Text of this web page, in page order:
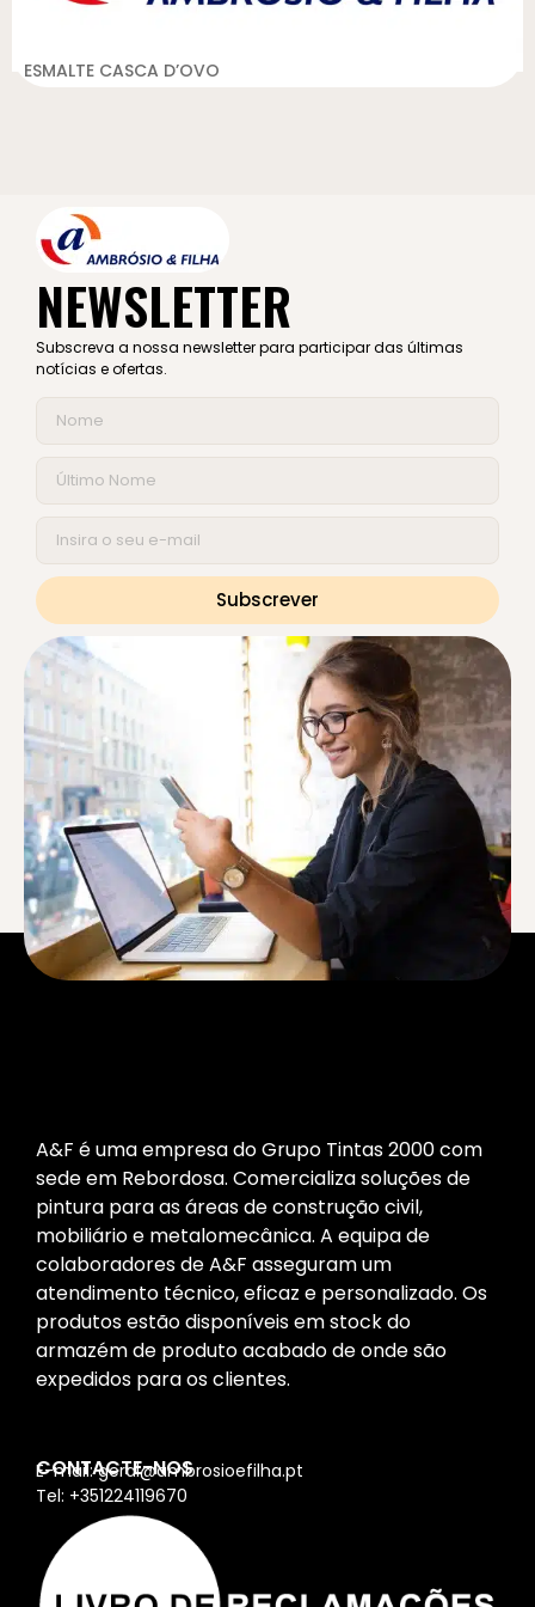
ESMALTE CASCA D’OVO
NEWSLETTER
Subscreva a nossa newsletter para participar das últimas
notícias e ofertas.
Subscrever
A&F é uma empresa do Grupo Tintas 2000 com
sede em Rebordosa. Comercializa soluções de
pintura para as áreas de construção civil,
mobiliário e metalomecânica. A equipa de
colaboradores de A&F asseguram um
atendimento técnico, eficaz e personalizado. Os
produtos estão disponíveis em stock do
armazém de produto acabado de onde são
expedidos para os clientes.
CONTACTE-NOS
E-mail: geral@ambrosioefilha.pt
Tel: +351224119670